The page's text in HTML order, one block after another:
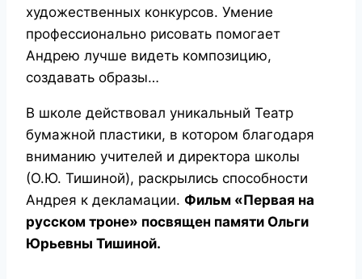
художественных конкурсов. Умение
профессионально рисовать помогает
Андрею лучше видеть композицию,
создавать образы…
В школе действовал уникальный Театр
бумажной пластики, в котором благодаря
вниманию учителей и директора школы
(О.Ю. Тишиной), раскрылись способности
Андрея к декламации. Фильм «Первая на
русском троне» посвящен памяти Ольги
Юрьевны Тишиной.